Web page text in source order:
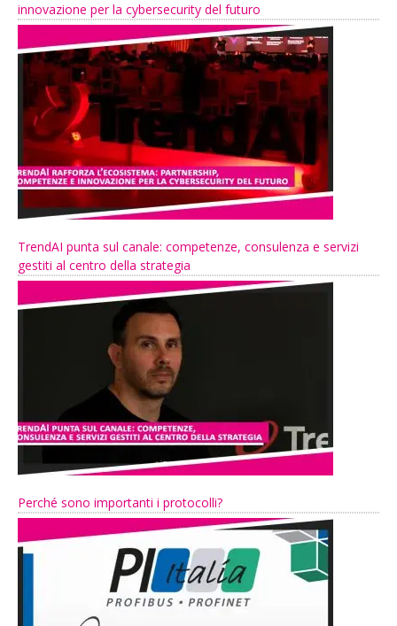
innovazione per la cybersecurity del futuro
TrendAI punta sul canale: competenze, consulenza e servizi
gestiti al centro della strategia
Perché sono importanti i protocolli?